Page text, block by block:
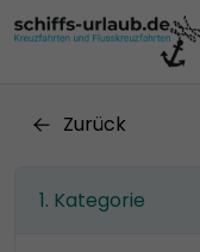
Zurück
Kategorie